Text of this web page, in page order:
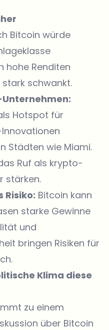
Bitcoin würde
hohe Renditen
schwankt.
Hotspot für
Städten wie Miami.
Ruf als krypto-
stärken.
Risiko: Bitcoin kann
starke Gewinne
und
bringen Risiken für
Klima diese
zu einem
über Bitcoin